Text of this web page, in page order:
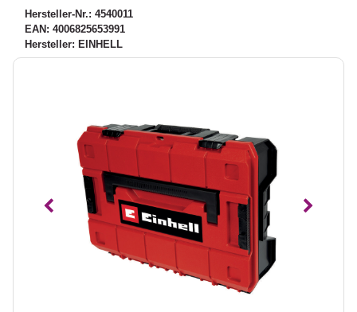
Hersteller-Nr.: 4540011
EAN: 4006825653991
Hersteller: EINHELL
Vorheriges